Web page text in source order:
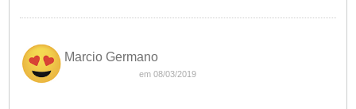
Marcio Germano
em 08/03/2019